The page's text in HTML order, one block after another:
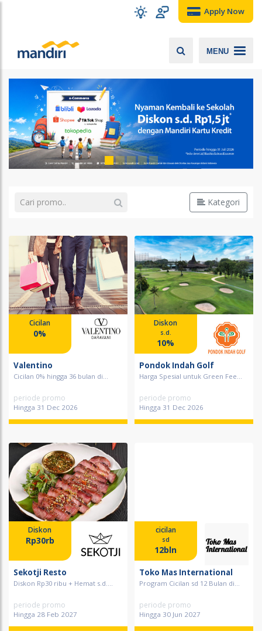
Apply Now
MENU
Kategori
Cicilan
0%
Valentino
Cicilan 0% hingga 36 bulan di...
periode promo
Hingga 31 Dec 2026
Diskon
s.d.
10%
Pondok Indah Golf
Harga Spesial untuk Green Fee...
periode promo
Hingga 31 Dec 2026
Diskon
Rp30rb
Sekotji Resto
Diskon Rp30 ribu + Hemat s.d....
periode promo
Hingga 28 Feb 2027
cicilan
sd
12bln
Toko Mas International
Program Cicilan sd 12 Bulan di...
periode promo
Hingga 30 Jun 2027